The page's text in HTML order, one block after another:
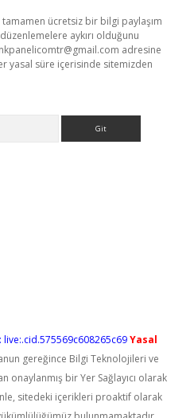
tamamen ücretsiz bir bilgi paylaşım
aykırı olduğunu
adresine
yasal süre içerisinde sitemizden
live:.cid.575569c608265c69Yasal
gereğince Bilgi Teknolojileri ve
onaylanmış bir Yer Sağlayıcı olarak
sitedeki içerikleri proaktif olarak